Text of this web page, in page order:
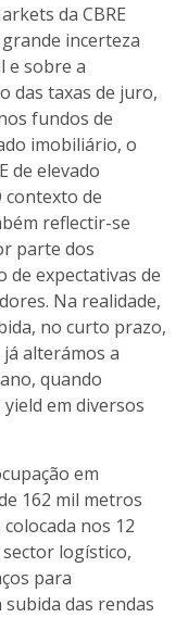
da CBRE
incerteza
e sobre a
das taxas de juro,
fundos de
imobiliário, o
de elevado
contexto de
reflectir-se
parte dos
de expectativas de
Na realidade,
no curto prazo,
alterámos a
quando
em diversos
em
162 mil metros
nos 12
sector logístico,
para
das rendas